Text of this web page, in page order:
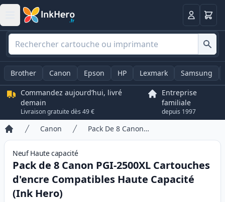
Panier
Brother Canon Epson HP Lexmark Samsung
Commandez aujourd’hui, livré
demain
Livraison gratuite dès 49 €
Entreprise
familiale
depuis 1997
Accueil
Canon Pack De 8 Canon PGI-2500XL Cartouches d'encre Compatibles Haute Capacité (Ink Hero)
Neuf Hautecapacité
Pack de 8 Canon PGI-2500XL Cartouches
d'encre Compatibles Haute Capacité
(Ink Hero)